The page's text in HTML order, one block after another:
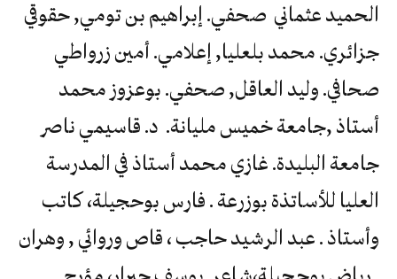
الحميد عثماني صحفي. إبراهيم بن تومي, حقوقي
جزائري. محمد بلعليا, إعلامي. أمين زرواطي
صحافي. وليد العاقل, صحفي. بوعزوز محمد
أستاذ ,جامعة خميس مليانة. د. قاسيمي ناصر
جامعة البليدة. غازي محمد أستاذ في المدرسة
العليا للأساتذة بوزرعة . فارس بوحجيلة، كاتب
وأستاذ . عبد الرشيد حاجب ، قاص وروائي , وهران